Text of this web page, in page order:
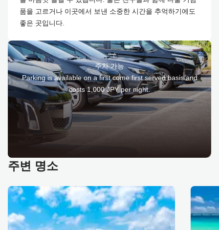
품을 고르거나 이곳에서 보낸 소중한 시간을 추억하기에도
좋은 곳입니다.
주차 가능
Parking is available on a first come first served basis and
costs 1,000 JPY per night.
주변 명소